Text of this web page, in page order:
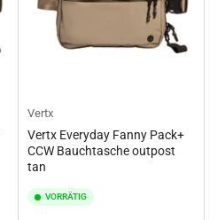
Vertx
Vertx Everyday Fanny Pack+
CCW Bauchtasche outpost
tan
VORRÄTIG